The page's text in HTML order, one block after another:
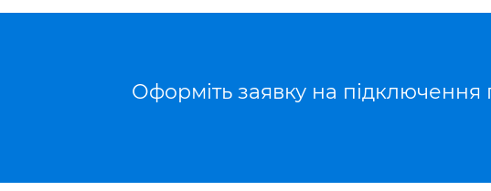
Оформіть заявку на підключення